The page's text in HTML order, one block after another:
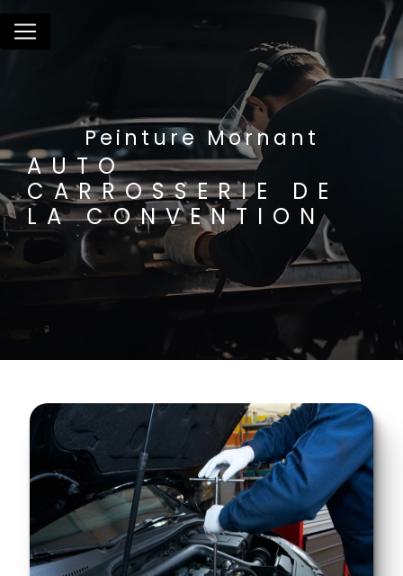
Peinture Mornant
AUTO
CARROSSERIE DE
LA CONVENTION
Panneau de gestion des cookies